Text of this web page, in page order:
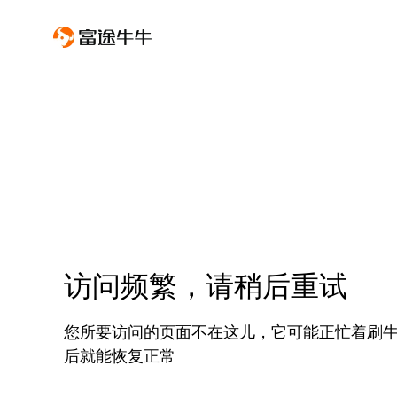
访问频繁，请稍后重试
您所要访问的页面不在这儿，它可能正忙着刷
后就能恢复正常